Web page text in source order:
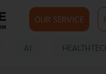
OUR SERVICE
AI